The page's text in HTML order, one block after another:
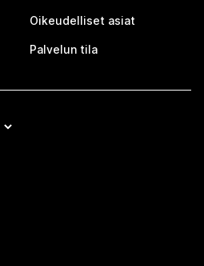
Oikeudelliset asiat
Palvelun tila